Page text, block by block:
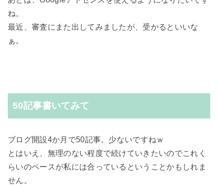
ね。
最近、審査にまた出してみましたが、受かるといいな
ぁ。
50記事書いてみて
ブログ開設4か月で50記事。少ないですねｗ
とはいえ、無理のない程度で続けていきたいのでこれく
らいのペースが私には合っているということかもしれま
せん。